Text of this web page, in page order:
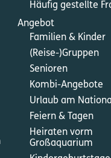
Häufig gestellte
Angebot
Familien & Kinder
(Reise-)Gruppen
Senioren
Kombi-Angebote
Urlaub am
Feiern & Tagen
Heiraten vorm
Großaquarium